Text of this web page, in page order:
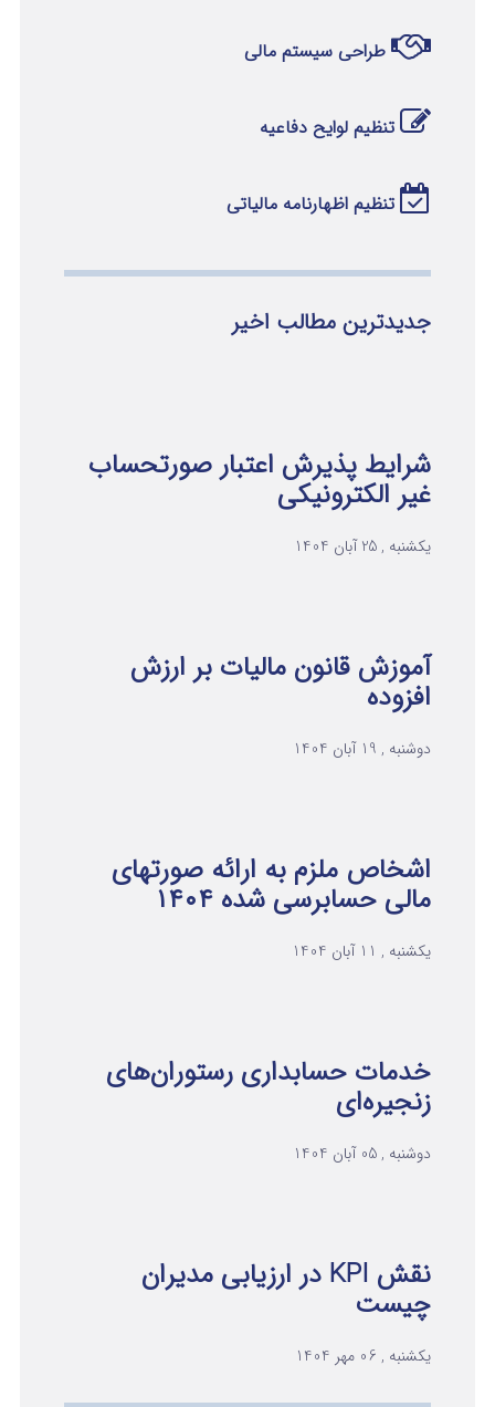
طراحی سیستم مالی
تنظیم لوایح دفاعیه
تنظیم اظهارنامه مالیاتی
جدیدترین مطالب اخیر
شرایط پذیرش اعتبار صورتحساب
غیر الکترونیکی
یکشنبه , 25 آبان 1404
آموزش قانون مالیات بر ارزش
افزوده
دوشنبه , 19 آبان 1404
اشخاص ملزم به ارائه صورتهای
مالی حسابرسی شده ۱۴۰۴
یکشنبه , 11 آبان 1404
خدمات حسابداری رستوران‌های
زنجیره‌ای
دوشنبه , 05 آبان 1404
نقش KPI در ارزیابی مدیران
چیست
یکشنبه , 06 مهر 1404